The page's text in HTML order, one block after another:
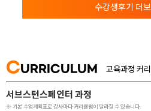
수강생후기 더
CURRICULUM 교육과정 커
서브스턴스페인터 과정
※ 기본 수업계획표로 강사마다 커리큘럼이 달라질 수 있습니다.